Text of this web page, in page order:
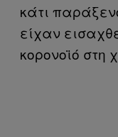
κάτι
είχαν
κορονοϊό στη